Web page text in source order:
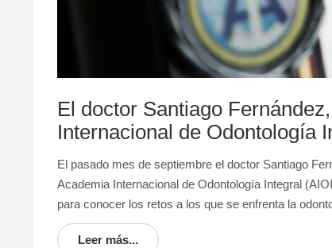
El doctor Santiago
Internacional de Odontología
El pasado mes de septiembre el doctor Santiago
Academia Internacional de Odontología Integral
para conocer los retos a los que se enfrenta la
Leer más...